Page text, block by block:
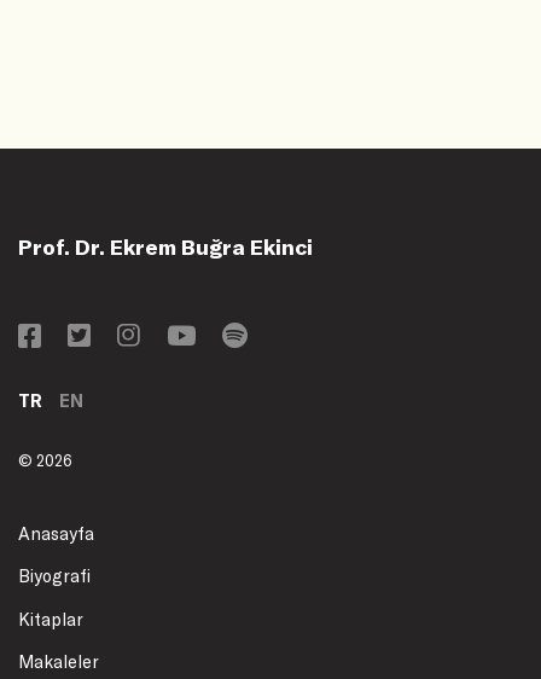
Prof. Dr. Ekrem Buğra Ekinci
TR EN
© 2026
Anasayfa
Biyografi
Kitaplar
Makaleler